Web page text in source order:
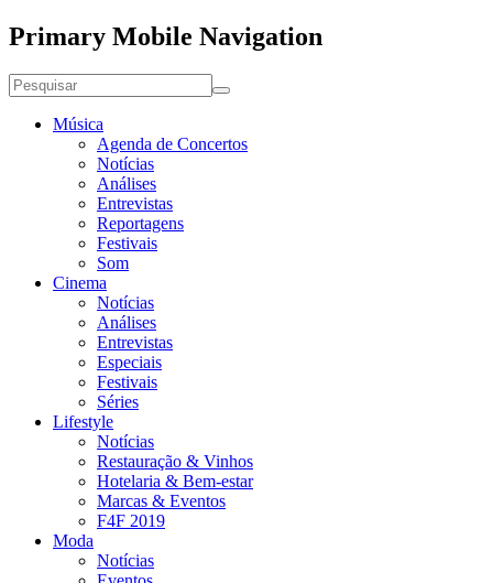
Primary Mobile Navigation
Música
Agenda de Concertos
Notícias
Análises
Entrevistas
Reportagens
Festivais
Som
Cinema
Notícias
Análises
Entrevistas
Especiais
Festivais
Séries
Lifestyle
Notícias
Restauração & Vinhos
Hotelaria & Bem-estar
Marcas & Eventos
F4F 2019
Moda
Notícias